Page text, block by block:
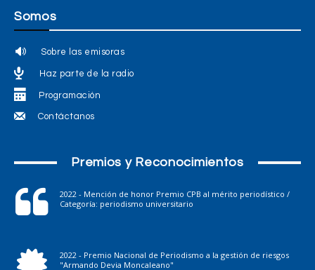
Somos
Sobre las emisoras
Haz parte de la radio
Programación
Contáctanos
Premios y Reconocimientos
2022 - Mención de honor Premio CPB al mérito periodístico /
Categoría: periodismo universitario
2022 - Premio Nacional de Periodismo a la gestión de riesgos
"Armando Devia Moncaleano"